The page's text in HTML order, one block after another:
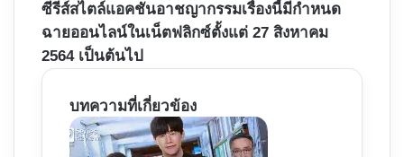
ซีรีส์สไตล์แอคชันอาชญากรรมเรื่องนี้มีกำหนด
ฉายออนไลน์ในเน็ตฟลิกซ์ตั้งแต่ 27 สิงหาคม
2564 เป็นต้นไป
บทความที่เกี่ยวข้อง